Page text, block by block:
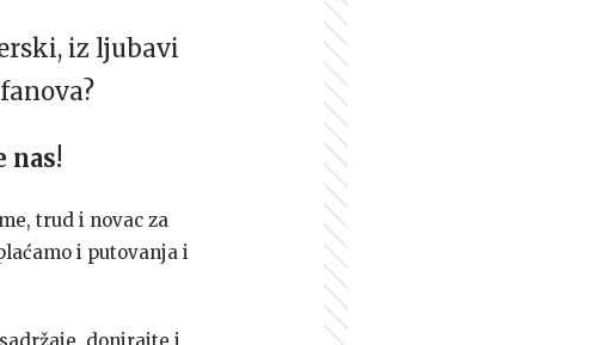
iz ljubavi
nas!
trud i novac za
i putovanja i
donirajte i